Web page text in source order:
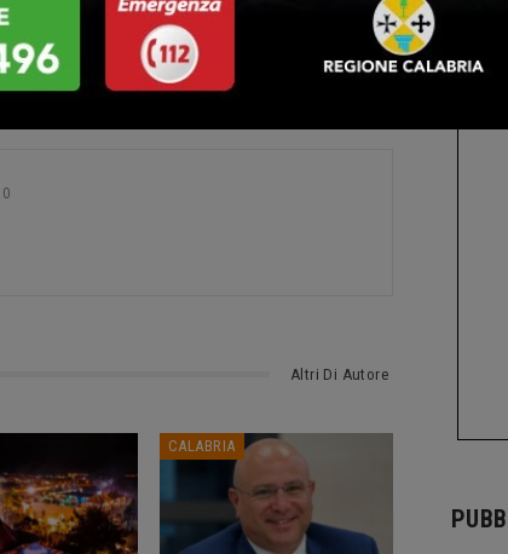
0
Altri Di Autore
CALABRIA